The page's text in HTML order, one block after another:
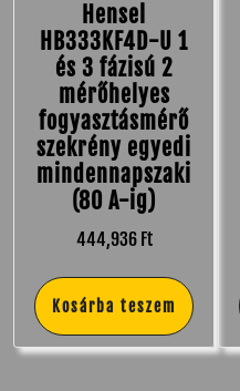
Hensel
HB333KF4D-U 1
és 3 fázisú 2
mérőhelyes
fogyasztásmérő
szekrény egyedi
mindennapszaki
(80 A-ig)
444,936 Ft
Kosárba teszem